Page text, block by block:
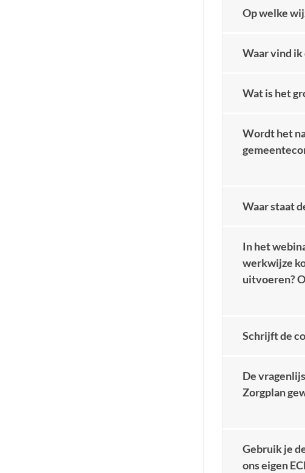
Op welke
Waar vind
Wat is het
Wordt het
Waar staat
In het
werkwijze
uitvoeren?
Schrijft de
De
Zorgplan
Gebruik je
ons eigen